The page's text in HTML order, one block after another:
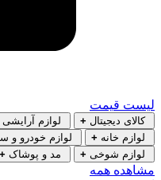
لیست قیمت
کالای دیجیتال + لوازم
لوازم خانه + لوازم خودرو و
لوازم شوخی + مد و پوشاک +
مشاهده همه